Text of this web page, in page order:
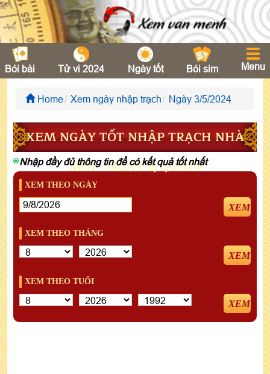
Bói bài Tử vi 2024 Ngày tốt Bói sim Menu
Home Xem ngày nhập trạch Ngày 3/5/2024
XEM NGÀY TỐT NHẬP TRẠCH NHÀ
MỚI - NGÀY 3/5/2024
Nhập đầy đủ thông tin để có kết quả tốt nhất
XEM THEO NGÀY
XEM
XEM THEO THÁNG
XEM
XEM THEO TUỔI
XEM